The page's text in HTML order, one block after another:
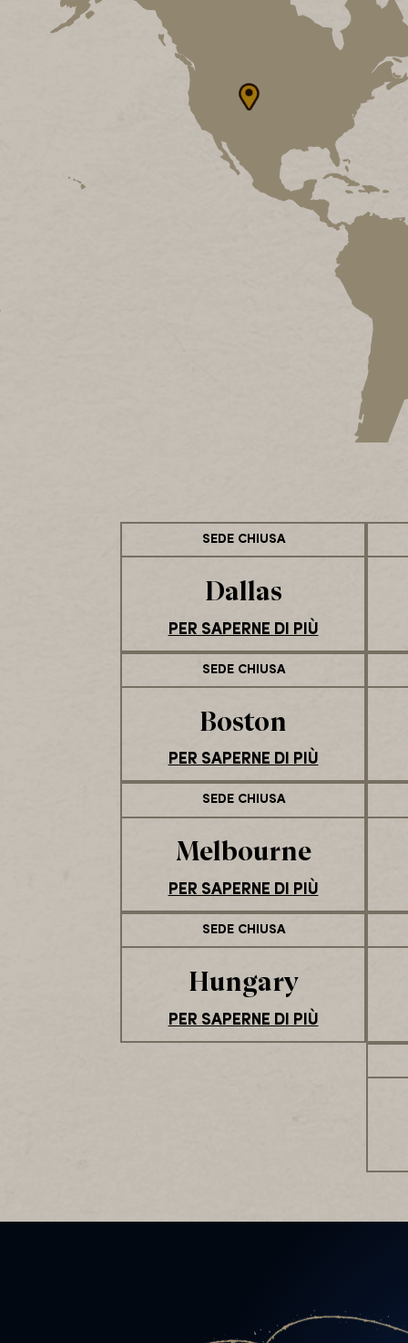
SEDE CHIUSA
Dallas
PER SAPERNE DI PIÙ
SEDE CHIUSA
Boston
PER SAPERNE DI PIÙ
SEDE CHIUSA
Melbourne
PER SAPERNE DI PIÙ
SEDE CHIUSA
Hungary
PER SAPERNE DI PIÙ